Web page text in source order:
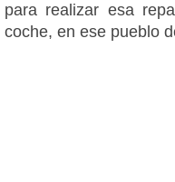
para realizar esa
coche, en ese pueblo